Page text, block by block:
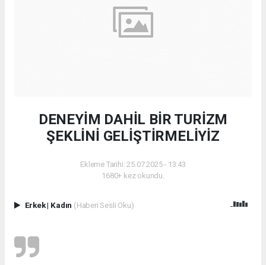
DENEYİM DAHİL BİR TURİZM
ŞEKLİNİ GELİŞTİRMELİYİZ
Ekleme Tarihi: 25.07.2025 - 13:43
1680+ kez okundu.
Erkek| Kadın (Haberi Sesli Oku)